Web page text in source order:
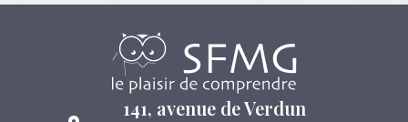
141, avenue de Verdun